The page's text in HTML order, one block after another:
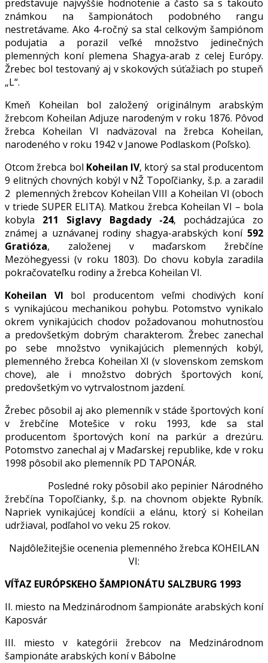
predstavuje najvyššie hodnotenie a často sa s takouto
známkou na šampionátoch podobného rangu
nestretávame. Ako 4-ročný sa stal celkovým šampiónom
podujatia a porazil veľké množstvo jedinečných
plemenných koní plemena Shagya-arab z celej Európy.
Žrebec bol testovaný aj v skokových súťažiach po stupeň
„L“.
Kmeň Koheilan bol založený originálnym arabským
žrebcom Koheilan Adjuze narodeným v roku 1876. Pôvod
žrebca Koheilan VI nadväzoval na žrebca Koheilan,
narodeného v roku 1942 v Janowe Podlaskom (Poľsko).
Otcom žrebca bol Koheilan IV, ktorý sa stal producentom
9 elitných chovných kobýl v NŽ Topoľčianky, š.p. a zaradil
2 plemenných žrebcov Koheilan VIII a Koheilan VI (oboch
v triede SUPER ELITA). Matkou žrebca Koheilan VI – bola
kobyla 211 Siglavy Bagdady -24, pochádzajúca zo
známej a uznávanej rodiny shagya-arabských koní 592
Gratióza, založenej v maďarskom žrebčíne
Mezöhegyessi (v roku 1803). Do chovu kobyla zaradila
pokračovateľku rodiny a žrebca Koheilan VI.
Koheilan VI bol producentom veľmi chodivých koní
s vynikajúcou mechanikou pohybu. Potomstvo vynikalo
okrem vynikajúcich chodov požadovanou mohutnosťou
a predovšetkým dobrým charakterom. Žrebec zanechal
po sebe množstvo vynikajúcich plemenných kobýl,
plemenného žrebca Koheilan XI (v slovenskom zemskom
chove), ale i množstvo dobrých športových koní,
predovšetkým vo vytrvalostnom jazdení.
Žrebec pôsobil aj ako plemenník v stáde športových koní
v žrebčíne Motešice v roku 1993, kde sa stal
producentom športových koní na parkúr a drezúru.
Potomstvo zanechal aj v Maďarskej republike, kde v roku
1998 pôsobil ako plemenník PD TAPONÁR.
Posledné roky pôsobil ako pepinier Národného
žrebčína Topoľčianky, š.p. na chovnom objekte Rybník.
Napriek vynikajúcej kondícii a elánu, ktorý si Koheilan
udržiaval, podľahol vo veku 25 rokov.
Najdôležitejšie ocenenia plemenného žrebca KOHEILAN
VI:
VÍŤAZ EURÓPSKEHO ŠAMPIONÁTU SALZBURG 1993
II. miesto na Medzinárodnom šampionáte arabských koní
Kaposvár
III. miesto v kategórii žrebcov na Medzinárodnom
šampionáte arabských koní v Bábolne